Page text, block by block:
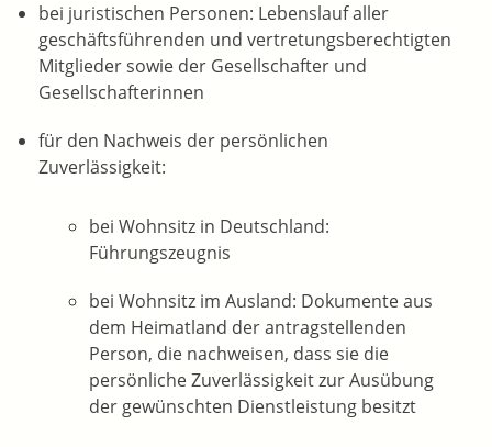
bei juristischen Personen: Lebenslauf aller
geschäftsführenden und vertretungsberechtigten
Mitglieder sowie der Gesellschafter und
Gesellschafterinnen
für den Nachweis der persönlichen
Zuverlässigkeit:
bei Wohnsitz in Deutschland:
Führungszeugnis
bei Wohnsitz im Ausland: Dokumente aus
dem Heimatland der antragstellenden
Person, die nachweisen, dass sie die
persönliche Zuverlässigkeit zur Ausübung
der gewünschten Dienstleistung besitzt